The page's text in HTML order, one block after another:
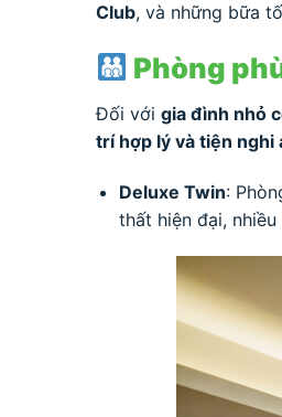
Club, và những bữa
Phòng
Đối với gia đình nhỏ
trí hợp lý và tiện nghi
Deluxe Twin:
thất hiện đại,